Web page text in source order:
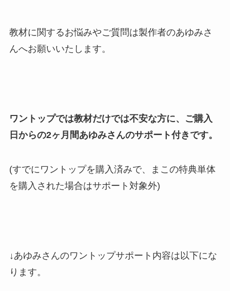
教材に関するお悩みやご質問は製作者のあゆみさ
んへお願いいたします。
ワントップでは教材だけでは不安な方に、ご購入
日からの2ヶ月間あゆみさんのサポート付きです。
(すでにワントップを購入済みで、まこの特典単体
を購入された場合はサポート対象外)
↓あゆみさんのワントップサポート内容は以下にな
ります。